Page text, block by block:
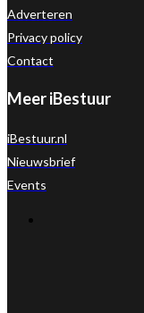
Adverteren
Privacy policy
Contact
Meer iBestuur
iBestuur.nl
Nieuwsbrief
Events